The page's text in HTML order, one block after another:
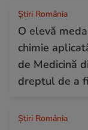
Știri România
O elevă
chimie
de Medicină
dreptul de a
Știri România